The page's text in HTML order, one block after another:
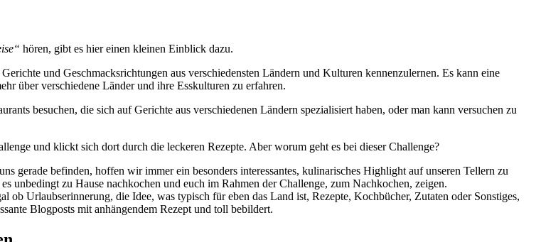
hören, gibt es hier einen kleinen Einblick dazu.
und Geschmacksrichtungen aus verschiedensten Ländern und Kulturen kennenzulernen. Es kann eine
über verschiedene Länder und ihre Esskulturen zu erfahren.
besuchen, die sich auf Gerichte aus verschiedenen Ländern spezialisiert haben, oder man kann versuchen zu
und klickt sich dort durch die leckeren Rezepte. Aber worum geht es bei dieser Challenge?
gerade befinden, hoffen wir immer ein besonders interessantes, kulinarisches Highlight auf unseren Tellern zu
unbedingt zu Hause nachkochen und euch im Rahmen der Challenge, zum Nachkochen, zeigen.
Urlaubserinnerung, die Idee, was typisch für eben das Land ist, Rezepte, Kochbücher, Zutaten oder Sonstiges,
Blogposts mit anhängendem Rezept und toll bebildert.